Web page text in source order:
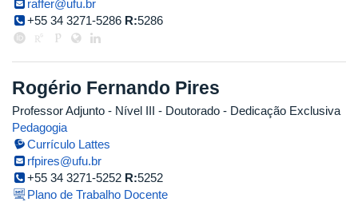
raffer@ufu.br
+55 34 3271-5286 R:5286
Rogério Fernando Pires
Professor Adjunto - Nível III - Doutorado - Dedicação Exclusiva
Pedagogia
Currículo Lattes
rfpires@ufu.br
+55 34 3271-5252 R:5252
Plano de Trabalho Docente